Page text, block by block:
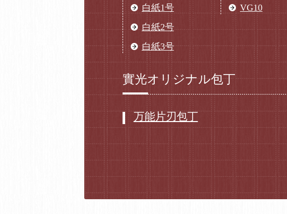
白紙1号
白紙2号
白紙3号
VG10
實光オリジナル包丁
万能片刃包丁